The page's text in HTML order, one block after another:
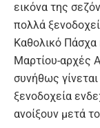
εικόνα της
πολλά
Καθολικό Πάσχα
Μαρτίου-αρχές
συνήθως
ξενοδοχεία
ανοίξουν μετά